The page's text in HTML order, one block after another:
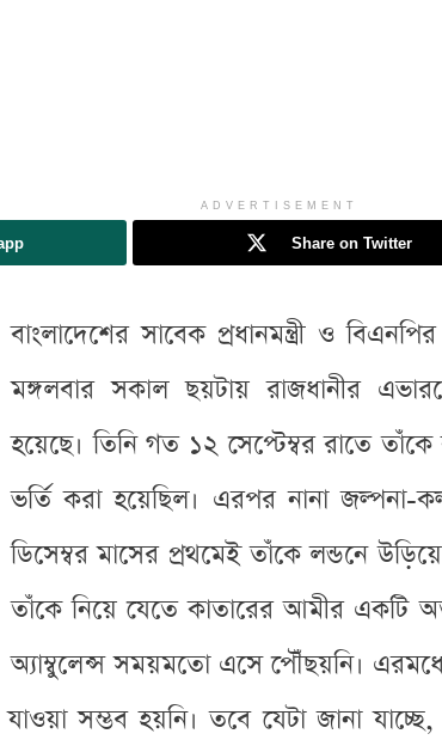
ADVERTISEMENT
Share on Twitter
বাংলাদেশের সাবেক প্রধানমন্ত্রী ও
মঙ্গলবার সকাল ছয়টায় রাজধানীর
হয়েছে। তিনি গত ১২ সেপ্টেম্বর রাতে
ভর্তি করা হয়েছিল। এরপর নানা জল্পনা-
ডিসেম্বর মাসের প্রথমেই তাঁকে লন্ডনে
তাঁকে নিয়ে যেতে কাতারের আমীর একটি
অ্যাম্বুলেন্স সময়মতো এসে পৌঁছয়নি।
সম্ভব হয়নি। তবে যেটা জানা